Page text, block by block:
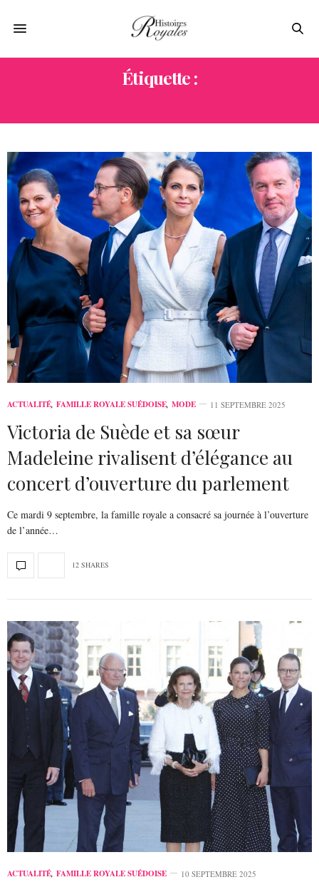
Étiquette :
ACTUALITÉ, FAMILLE ROYALE SUÉDOISE, MODE 11 SEPTEMBRE 2025
Victoria de Suède et sa sœur
Madeleine rivalisent d’élégance au
concert d’ouverture du parlement
Ce mardi 9 septembre, la famille royale a consacré sa journée à l’ouverture
de l’année…
12 SHARES
ACTUALITÉ, FAMILLE ROYALE SUÉDOISE 10 SEPTEMBRE 2025